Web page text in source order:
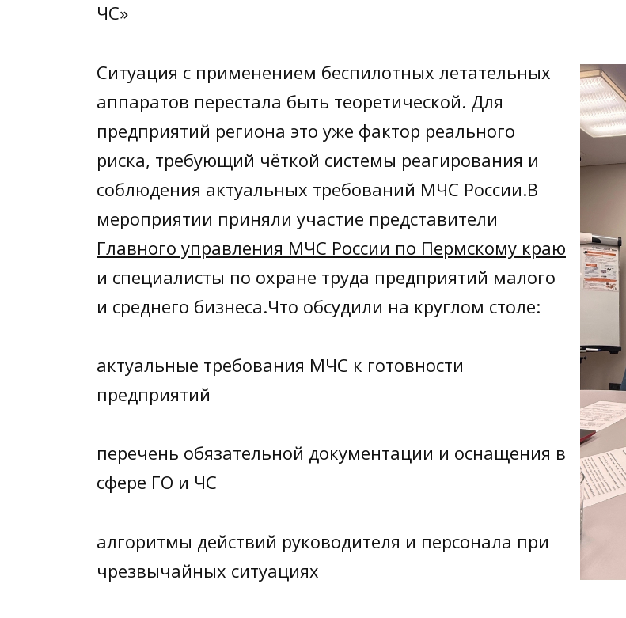
ЧС»
Ситуация с применением беспилотных летательных
аппаратов перестала быть теоретической. Для
предприятий региона это уже фактор реального
риска, требующий чёткой системы реагирования и
соблюдения актуальных требований МЧС России.В
мероприятии приняли участие представители
Главного управления МЧС России по Пермскому краю
и специалисты по охране труда предприятий малого
и среднего бизнеса.Что обсудили на круглом столе:
актуальные требования МЧС к готовности
предприятий
перечень обязательной документации и оснащения в
сфере ГО и ЧС
алгоритмы действий руководителя и персонала при
чрезвычайных ситуациях